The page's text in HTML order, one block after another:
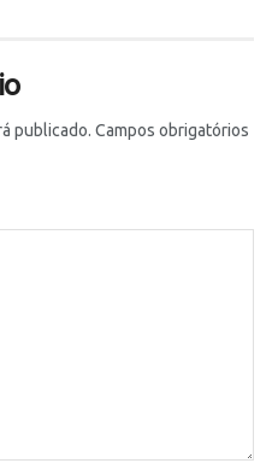
publicado. Campos obrigatórios